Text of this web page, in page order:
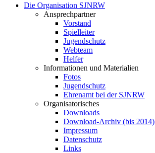
Die Organisation SJNRW
Ansprechpartner
Vorstand
Spielleiter
Jugendschutz
Webteam
Helfer
Informationen und Materialien
Fotos
Jugendschutz
Ehrenamt bei der SJNRW
Organisatorisches
Downloads
Download-Archiv (bis 2014)
Impressum
Datenschutz
Links